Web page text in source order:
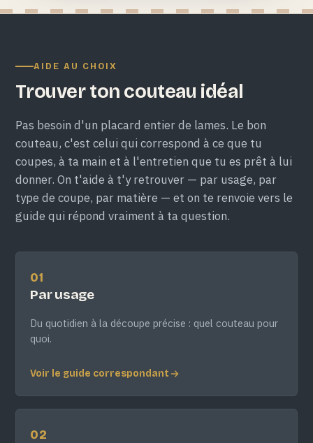
AIDE AU CHOIX
Trouver ton couteau idéal
Pas besoin d'un placard entier de lames. Le bon
couteau, c'est celui qui correspond à ce que tu
coupes, à ta main et à l'entretien que tu es prêt à lui
donner. On t'aide à t'y retrouver — par usage, par
type de coupe, par matière — et on te renvoie vers le
guide qui répond vraiment à ta question.
01
Par usage
Du quotidien à la découpe précise : quel couteau pour
quoi.
Voir le guide correspondant
02